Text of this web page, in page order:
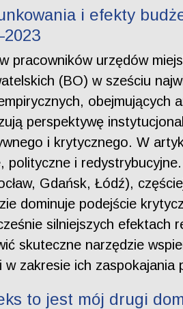
i efekty
pracowników urzędów
(BO) w sześciu
obejmujących
perspektywę
i krytycznego. W
polityczne i
Gdańsk, Łódź),
dominuje podejście
silniejszych efektach
skuteczne narzędzie
zakresie ich zaspokajania
to jest mój drugi